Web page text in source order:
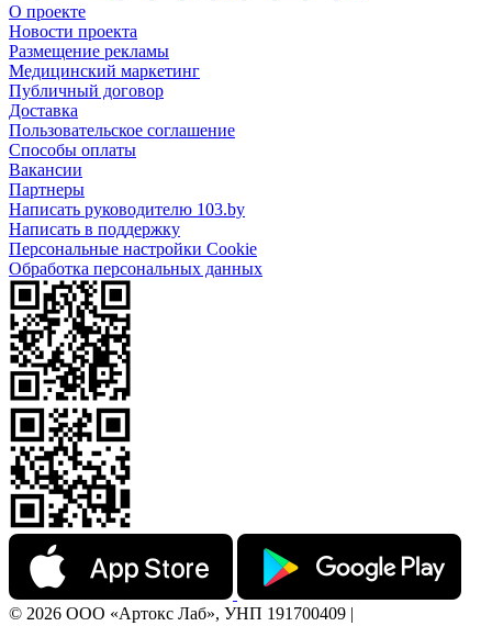
О проекте
Новости проекта
Размещение рекламы
Медицинский маркетинг
Публичный договор
Доставка
Пользовательское соглашение
Способы оплаты
Вакансии
Партнеры
Написать руководителю 103.by
Написать в поддержку
Персональные настройки Cookie
Обработка персональных данных
© 2026 ООО «Артокс Лаб», УНП 191700409 |